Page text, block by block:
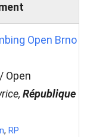
Open Brno
Open
République
, RP